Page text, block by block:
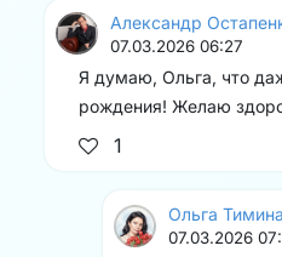
Александр
07.03.2026 06:27
Я думаю, Ольга, что
рождения! Желаю
1
Ольга Тимина
07.03.2026